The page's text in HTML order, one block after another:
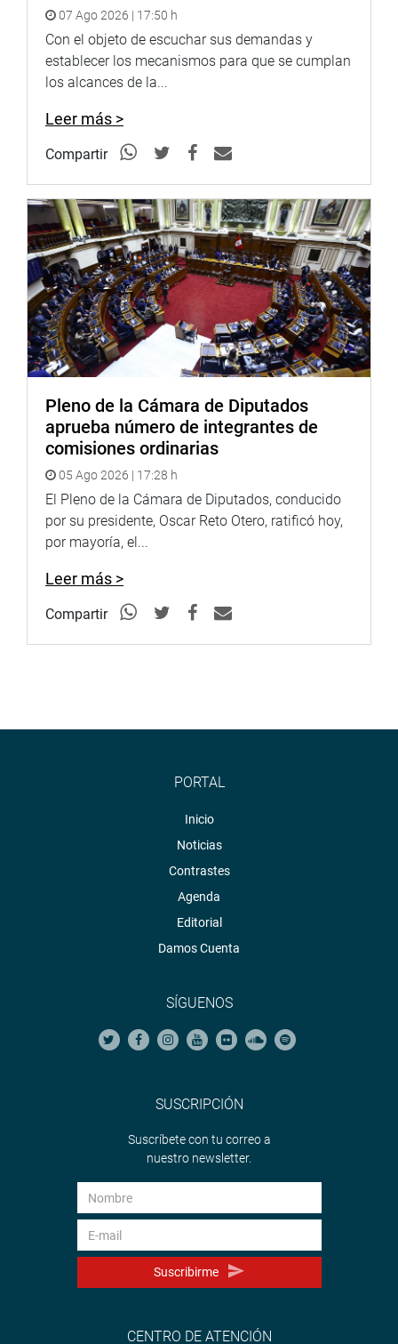
YouTube: https://goo.gl/VBXBNk
Radio:http://www.goo.gl/hMwTg1
fotografia.congreso.gob.pe
07 Ago 2026 | 17:50 h
Con el objeto de escuchar sus demandas y
establecer los mecanismos para que se cumplan
los alcances de la...
Leer más >
Compartir
Pleno de la Cámara de Diputados
aprueba número de integrantes de
comisiones ordinarias
05 Ago 2026 | 17:28 h
El Pleno de la Cámara de Diputados, conducido
por su presidente, Oscar Reto Otero, ratificó hoy,
por mayoría, el...
Leer más >
Compartir
PORTAL
Inicio
Noticias
Contrastes
Agenda
Editorial
Damos Cuenta
SÍGUENOS
SUSCRIPCIÓN
Suscríbete con tu correo a
nuestro newsletter.
Suscribirme
CENTRO DE ATENCIÓN